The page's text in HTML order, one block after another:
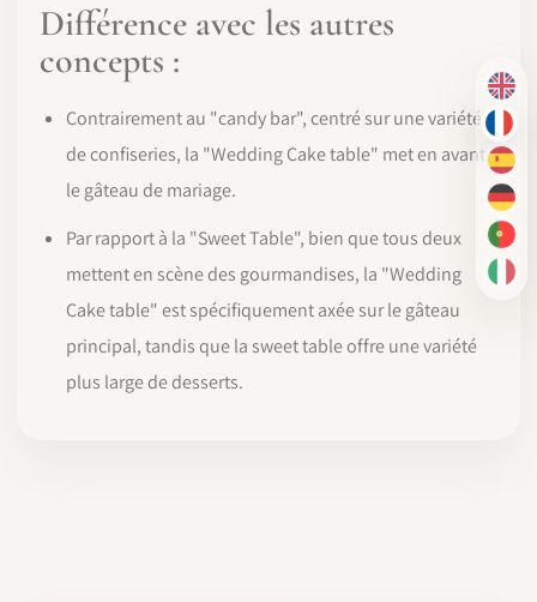
EN
FR
ES
DE
PT-
IT
Différence avec les autres
concepts :
Contrairement au "candy bar", centré sur une variété
de confiseries, la "Wedding Cake table" met en avant
le gâteau de mariage.
Par rapport à la "Sweet Table", bien que tous deux
mettent en scène des gourmandises, la "Wedding
Cake table" est spécifiquement axée sur le gâteau
principal, tandis que la sweet table offre une variété
plus large de desserts.